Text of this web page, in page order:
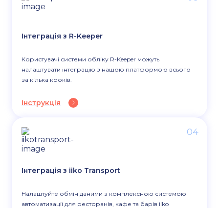
Інтеграція з R-Keeper
Користувачі системи обліку R-Keeper можуть
налаштувати інтеграцію з нашою платформою всього
за кілька кроків.
Інструкція
04
Інтеграція з iiko Transport
Налаштуйте обмін даними з комплексною системою
автоматизації для ресторанів, кафе та барів iiko